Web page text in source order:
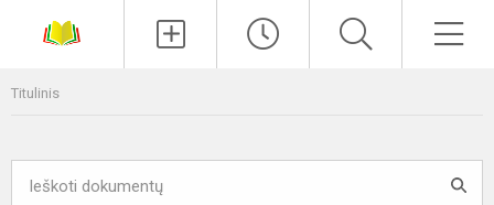
Titulinis